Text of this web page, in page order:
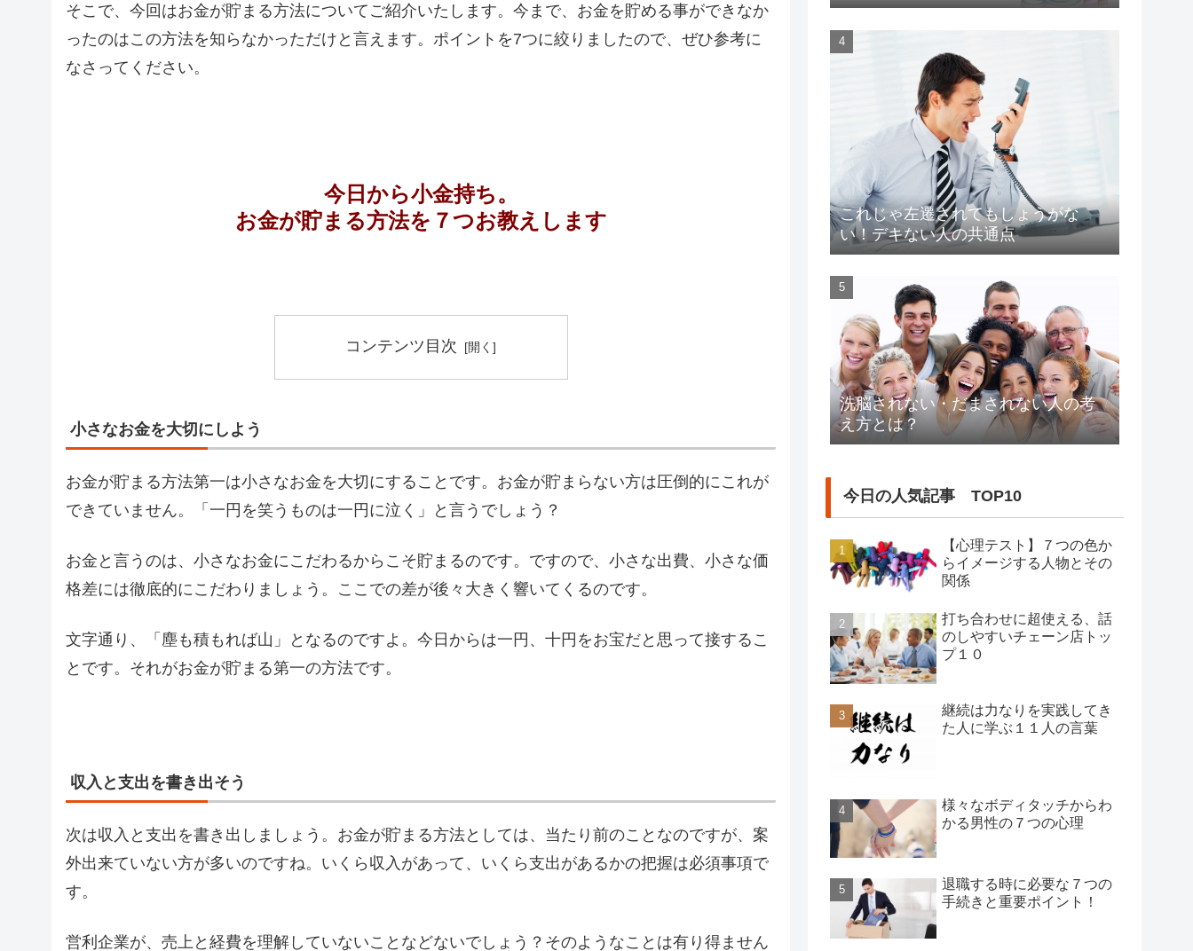
そこで、今回はお金が貯まる方法についてご紹介いたします。今まで、お金を貯める事ができなか
ったのはこの方法を知らなかっただけと言えます。ポイントを7つに絞りましたので、ぜひ参考に
なさってください。
今日から小金持ち。
お金が貯まる方法を７つお教えします
コンテンツ目次
小さなお金を大切にしよう
お金が貯まる方法第一は小さなお金を大切にすることです。お金が貯まらない方は圧倒的にこれが
できていません。「一円を笑うものは一円に泣く」と言うでしょう？
お金と言うのは、小さなお金にこだわるからこそ貯まるのです。ですので、小さな出費、小さな価
格差には徹底的にこだわりましょう。ここでの差が後々大きく響いてくるのです。
文字通り、「塵も積もれば山」となるのですよ。今日からは一円、十円をお宝だと思って接するこ
とです。それがお金が貯まる第一の方法です。
収入と支出を書き出そう
次は収入と支出を書き出しましょう。お金が貯まる方法としては、当たり前のことなのですが、案
外出来ていない方が多いのですね。いくら収入があって、いくら支出があるかの把握は必須事項で
す。
営利企業が、売上と経費を理解していないことなどないでしょう？そのようなことは有り得ません
これじゃ左遷されてもしょうがな
い！デキない人の共通点
洗脳されない・だまされない人の考
え方とは？
今日の人気記事 TOP10
【心理テスト】７つの色か
らイメージする人物とその
関係
打ち合わせに超使える、話
のしやすいチェーン店トッ
プ１０
継続は力なりを実践してき
た人に学ぶ１１人の言葉
様々なボディタッチからわ
かる男性の７つの心理
退職する時に必要な７つの
手続きと重要ポイント！